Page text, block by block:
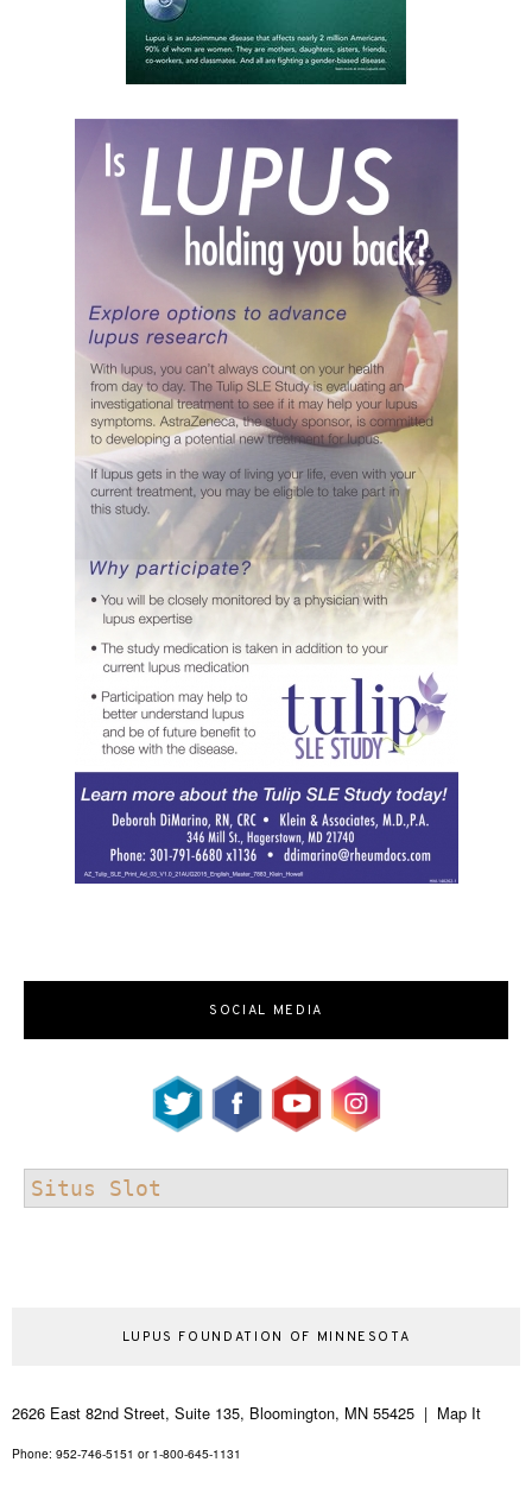
SOCIAL MEDIA
Situs Slot
LUPUS FOUNDATION OF MINNESOTA
2626 East 82nd Street, Suite 135, Bloomington, MN 55425 | Map It
Phone: 952-746-5151 or 1-800-645-1131